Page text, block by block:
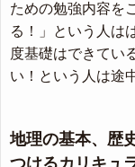
ための勉強内容を
る！」という人は
度基礎はできてい
い！という人は途
地理の基本、歴